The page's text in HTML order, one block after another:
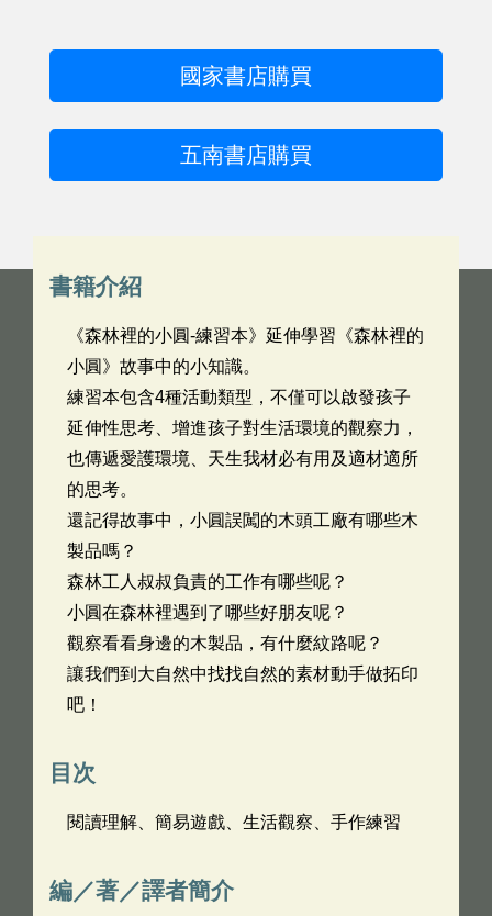
國家書店購買
五南書店購買
書籍介紹
《森林裡的小圓-練習本》延伸學習《森林裡的
小圓》故事中的小知識。
練習本包含4種活動類型，不僅可以啟發孩子
延伸性思考、增進孩子對生活環境的觀察力，
也傳遞愛護環境、天生我材必有用及適材適所
的思考。
還記得故事中，小圓誤闖的木頭工廠有哪些木
製品嗎？
森林工人叔叔負責的工作有哪些呢？
小圓在森林裡遇到了哪些好朋友呢？
觀察看看身邊的木製品，有什麼紋路呢？
讓我們到大自然中找找自然的素材動手做拓印
吧！
目次
閱讀理解、簡易遊戲、生活觀察、手作練習
編／著／譯者簡介